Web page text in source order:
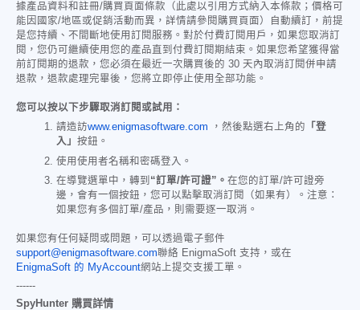
據產品資料和註冊/購買頁面條款（此處以引用方式納入本條款；價格可
能因國家/地區或促銷活動而異，詳情請參閱購買頁面）自動續訂，前提
是您持續、不間斷地使用訂閱服務。對於付費訂閱用戶，如果您取消訂
閱，您仍可繼續使用您的產品直到付費訂閱期結束。如果您希望獲得當
前訂閱期的退款，您必須在最近一次購買後的 30 天內取消訂閱併申請
退款，退款處理完畢後，您將立即停止使用全部功能。
您可以按以下步驟取消訂閱或試用：
請造訪www.enigmasoftware.com ，然後點選右上角的 「登
入」 按鈕。
使用使用者名稱和密碼登入。
在導覽選單中，轉到 “訂單/許可證”。 在您的訂單/許可證旁
邊，會有一個按鈕，您可以點擊取消訂閱（如果有）。注意：
如果您有多個訂單/產品，則需要逐一取消。
如果您有任何疑問或問題，可以透過電子郵件
support@enigmasoftware.com聯絡 EnigmaSoft 支持，或在
EnigmaSoft 的 MyAccount網站上提交支援工單。
------
SpyHunter 購買詳情